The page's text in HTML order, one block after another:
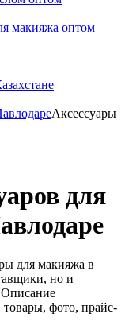
макияжа оптом
Аксессуары
для
для макияжа в
но и
Описание
товары, фото, прайс-